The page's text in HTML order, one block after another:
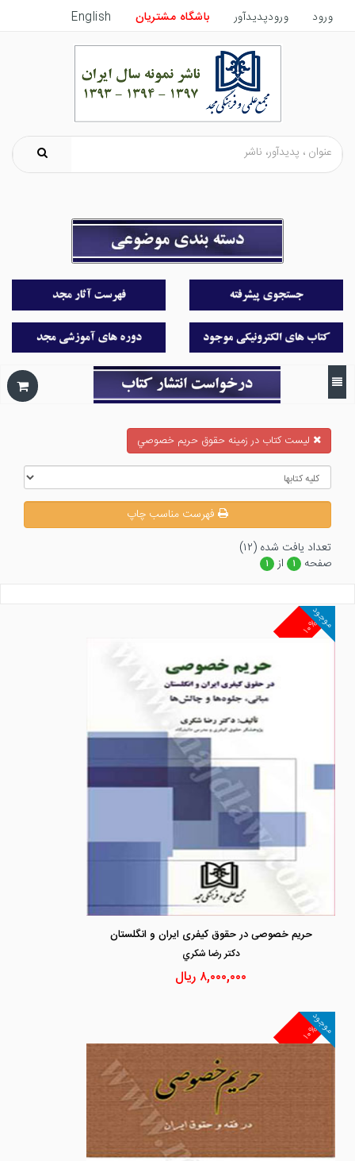
ورود ورودپدیدآور باشگاه مشتریان English
ليست كتاب در زمينه حقوق حريم خصوصي
فهرست مناسب چاپ
تعداد يافت شده (۱۲)
صفحه
۱ از ۱
۱۰%
موجود
حریم خصوصی در حقوق کیفری ایران و انگلستان
دكتر رضا شكري
۸,۰۰۰,۰۰۰ ریال
۱۰%
موجود